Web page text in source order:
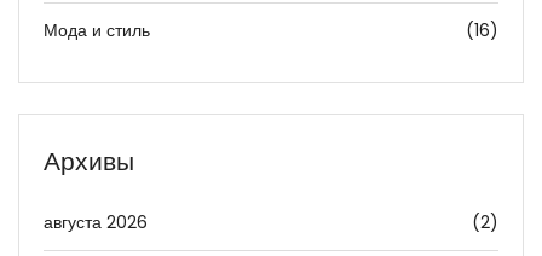
Мода и стиль (16)
Архивы
августа 2026 (2)